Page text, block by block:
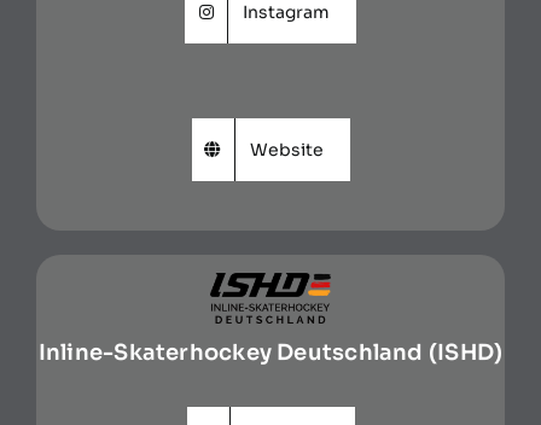
Instagram
Website
Inline-Skaterhockey Deutschland (ISHD)